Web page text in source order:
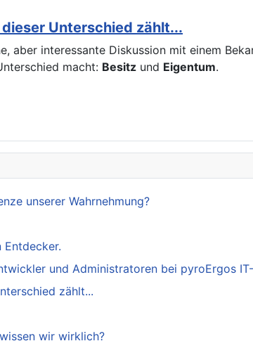
Unterschied zählt...
aber interessante Diskussion mit einem
macht: Besitz und Eigentum.
unserer Wahrnehmung?
Entdecker.
und Administratoren bei pyroErgos
zählt...
wir wirklich?